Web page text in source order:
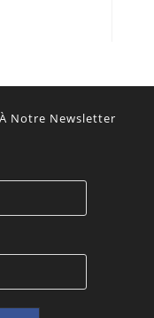
Notre Newsletter